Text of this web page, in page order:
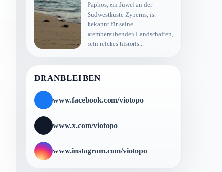
Paphos, ein Juwel an der
Südwestküste Zyperns, ist
bekannt für seine
atemberaubenden Landschaften,
sein reiches historis...
DRANBLEIBEN
www.facebook.com/viotopo
www.x.com/viotopo
www.instagram.com/viotopo